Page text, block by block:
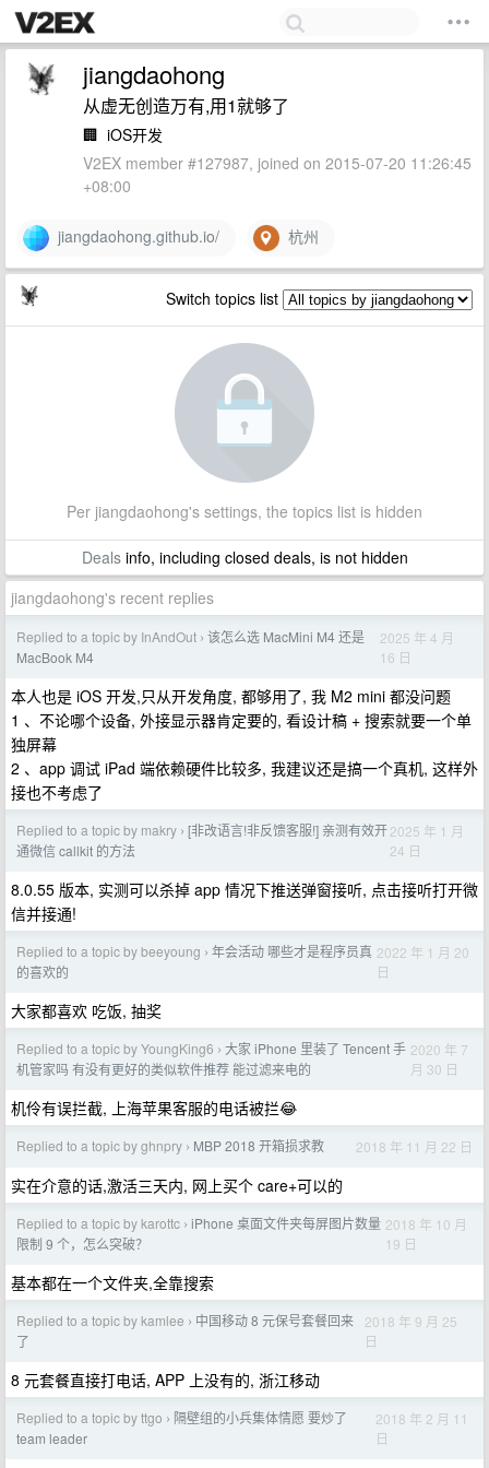
jiangdaohong
从虚无创造万有,用1就够了
🏢 iOS开发
V2EX member #127987, joined on 2015-07-20 11:26:45
+08:00
jiangdaohong.github.io/ 杭州
Switch topics list
Per jiangdaohong's settings, the topics list is hidden
Dealsinfo, including closed deals, is not hidden
jiangdaohong's recent replies
Replied to a topic by InAndOut › 该怎么选 MacMini M4 还是
MacBook M4
2025 年 4 月
16 日
本人也是 iOS 开发,只从开发角度, 都够用了, 我 M2 mini 都没问题
1 、不论哪个设备, 外接显示器肯定要的, 看设计稿 + 搜索就要一个单
独屏幕
2 、app 调试 iPad 端依赖硬件比较多, 我建议还是搞一个真机, 这样外
接也不考虑了
Replied to a topic by makry › [非改语言!非反馈客服!] 亲测有效开
通微信 callkit 的方法
2025 年 1 月
24 日
8.0.55 版本, 实测可以杀掉 app 情况下推送弹窗接听, 点击接听打开微
信并接通!
Replied to a topic by beeyoung › 年会活动 哪些才是程序员真
的喜欢的
2022 年 1 月 20
日
大家都喜欢 吃饭, 抽奖
Replied to a topic by YoungKing6 › 大家 iPhone 里装了 Tencent 手
机管家吗 有没有更好的类似软件推荐 能过滤来电的
2020 年 7
月 30 日
机伶有误拦截, 上海苹果客服的电话被拦😂
Replied to a topic by ghnpry › MBP 2018 开箱损求教 2018 年 11 月 22 日
实在介意的话,激活三天内, 网上买个 care+可以的
Replied to a topic by karottc › iPhone 桌面文件夹每屏图片数量
限制 9 个，怎么突破？
2018 年 10 月
19 日
基本都在一个文件夹,全靠搜索
Replied to a topic by kamlee › 中国移动 8 元保号套餐回来
了
2018 年 9 月 25
日
8 元套餐直接打电话, APP 上没有的, 浙江移动
Replied to a topic by ttgo › 隔壁组的小兵集体情愿 要炒了
team leader
2018 年 2 月 11
日